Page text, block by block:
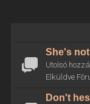
She's
Utolsó
Elküldve
Don't